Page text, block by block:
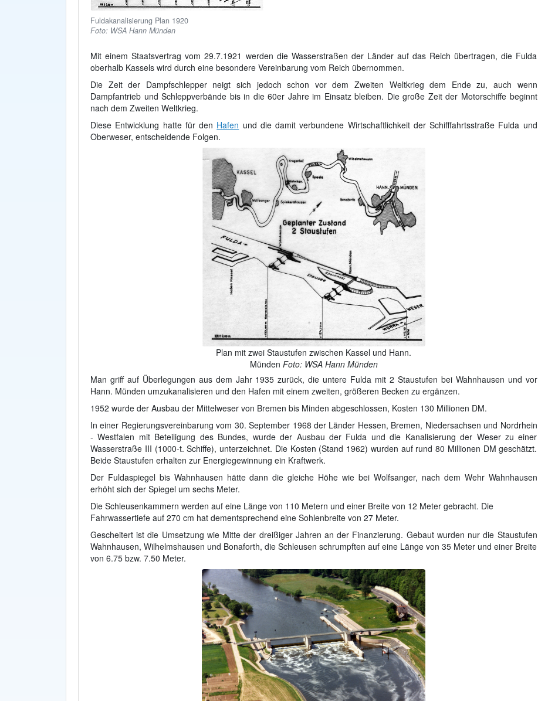
Fuldakanalisierung Plan 1920
Foto: WSA Hann Münden
Mit einem Staatsvertrag vom 29.7.1921 werden die Wasserstraßen der Länder auf das Reich übertragen, die Fulda
oberhalb Kassels wird durch eine besondere Vereinbarung vom Reich übernommen.
Die Zeit der Dampfschlepper neigt sich jedoch schon vor dem Zweiten Weltkrieg dem Ende zu, auch wenn
Dampfantrieb und Schleppverbände bis in die 60er Jahre im Einsatz bleiben. Die große Zeit der Motorschiffe beginnt
nach dem Zweiten Weltkrieg.
Diese Entwicklung hatte für den Hafen und die damit verbundene Wirtschaftlichkeit der Schifffahrtsstraße Fulda und
Oberweser, entscheidende Folgen.
Plan mit zwei Staustufen zwischen Kassel und Hann.
Münden Foto: WSA Hann Münden
Man griff auf Überlegungen aus dem Jahr 1935 zurück, die untere Fulda mit 2 Staustufen bei Wahnhausen und vor
Hann. Münden umzukanalisieren und den Hafen mit einem zweiten, größeren Becken zu ergänzen.
1952 wurde der Ausbau der Mittelweser von Bremen bis Minden abgeschlossen, Kosten 130 Millionen DM.
In einer Regierungsvereinbarung vom 30. September 1968 der Länder Hessen, Bremen, Niedersachsen und Nordrhein
- Westfalen mit Beteiligung des Bundes, wurde der Ausbau der Fulda und die Kanalisierung der Weser zu einer
Wasserstraße III (1000-t. Schiffe), unterzeichnet. Die Kosten (Stand 1962) wurden auf rund 80 Millionen DM geschätzt.
Beide Staustufen erhalten zur Energiegewinnung ein Kraftwerk.
Der Fuldaspiegel bis Wahnhausen hätte dann die gleiche Höhe wie bei Wolfsanger, nach dem Wehr Wahnhausen
erhöht sich der Spiegel um sechs Meter.
Die Schleusenkammern werden auf eine Länge von 110 Metern und einer Breite von 12 Meter gebracht. Die
Fahrwassertiefe auf 270 cm hat dementsprechend eine Sohlenbreite von 27 Meter.
Gescheitert ist die Umsetzung wie Mitte der dreißiger Jahren an der Finanzierung. Gebaut wurden nur die Staustufen
Wahnhausen, Wilhelmshausen und Bonaforth, die Schleusen schrumpften auf eine Länge von 35 Meter und einer Breite
von 6.75 bzw. 7.50 Meter.